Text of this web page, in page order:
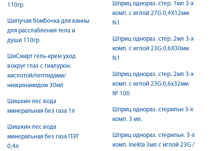
110гр
Шипучая бомбочка для ванны
для расслабления тела и
души 110гр
ШиСмарт гель-крем уход
вокруг глаз с гиалурон.
кислотой/пептидами/
ниацинамидом 30мл
Шишкин лес вода
минеральная без газа 1л
Шишкин лес вода
минеральная без газа ПЭТ
0,4л
Шприц однораз. стер. 1мл 3-х
комп. с иглой 27G 0,4X12мм
N1
Шприц однораз. стер. 2мл 3-х
комп. с иглой 23G 0,6X30мм
N1
Шприц однораз. стер. 2мл 3-х
комп. с иглой 23G 0,6х32мм
№ 100
Шприц однораз. стерильн 3-х
комп. 3 мл.
Шприц однораз. стерильн. 3-х
комп. Inekta 3мл с иглой 23G /